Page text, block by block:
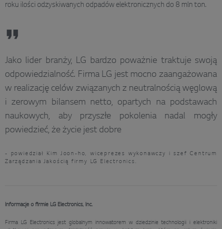
roku ilości odzyskiwanych odpadów elektronicznych do 8 mln ton.
Jako lider branży, LG bardzo poważnie traktuje swoją
odpowiedzialność. Firma LG jest mocno zaangażowana
w realizację celów związanych z neutralnością węglową
i zerowym bilansem netto, opartych na podstawach
naukowych, aby przyszłe pokolenia nadal mogły
powiedzieć, że życie jest dobre
- powiedział Kim Joon-ho, wiceprezes wykonawczy i szef Centrum
Zarządzania Jakością firmy LG Electronics.
Informacje o firmie LG Electronics, Inc.
Firma LG Electronics jest globalnym innowatorem w dziedzinie technologii i elektroniki